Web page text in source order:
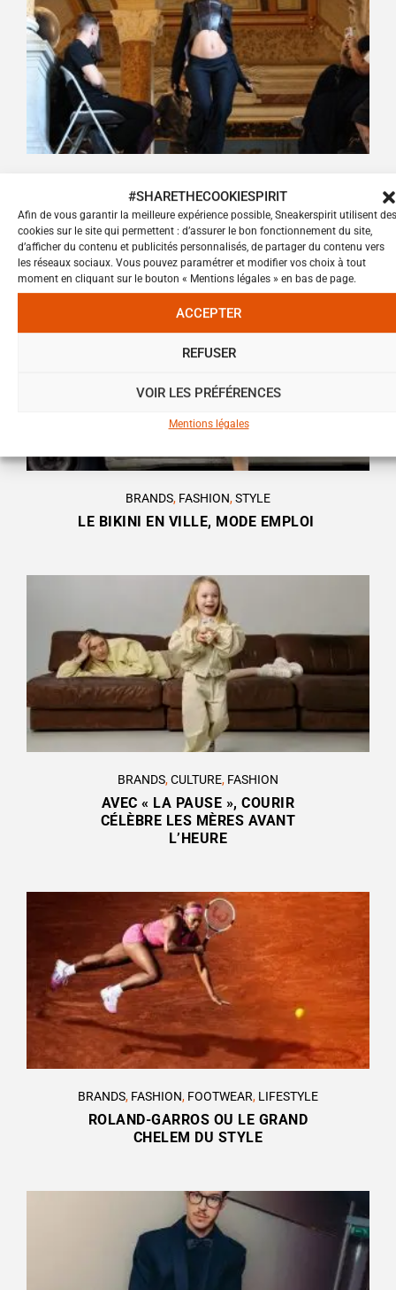
#SHARETHECOOKIESPIRIT
Afin de vous garantir la meilleure expérience possible, Sneakerspirit utilisent des
cookies sur le site qui permettent : d’assurer le bon fonctionnement du site,
d’afficher du contenu et publicités personnalisés, de partager du contenu vers
les réseaux sociaux. Vous pouvez paramétrer et modifier vos choix à tout
moment en cliquant sur le bouton « Mentions légales » en bas de page.
ACCEPTER
REFUSER
VOIR LES PRÉFÉRENCES
Mentions légales
5 MARQUES MARSEILLAISES
INCONTOURNABLES À SUIVRE CET
ÉTÉ
BRANDS, FASHION,STYLE
LE BIKINI EN VILLE, MODE EMPLOI
BRANDS,CULTURE, FASHION
AVEC « LA PAUSE », COURIR
CÉLÈBRE LES MÈRES AVANT
L’HEURE
BRANDS, FASHION, FOOTWEAR, LIFESTYLE
ROLAND-GARROS OU LE GRAND
CHELEM DU STYLE